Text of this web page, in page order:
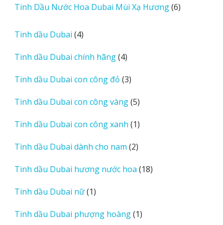
phẩm
Tinh Dầu Nước Hoa Dubai Mùi Xạ Hương 66
Tinh dầu Dubai 44
phẩm
Tinh dầu Dubai chính hãng 44
phẩm
Tinh dầu Dubai con công đỏ 33
phẩm
Tinh dầu Dubai con công vàng 55
phẩm
Tinh dầu Dubai con công xanh 11
phẩm
Tinh dầu Dubai dành cho nam 22
phẩm
Tinh dầu Dubai hương nước hoa 1818
Tinh dầu Dubai nữ 11
phẩm
Tinh dầu Dubai phượng hoàng 11